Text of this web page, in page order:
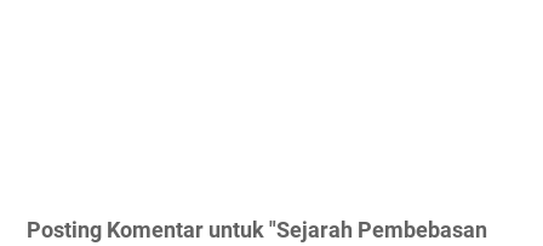
Posting Komentar untuk "Sejarah Pembebasan